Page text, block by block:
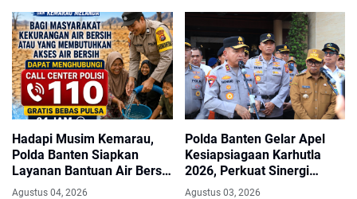
Apresiasi Seriyus Dari
Masyarakat Kinerjanya
Sangat Luar Biasa
Hadapi Musim Kemarau,
Polda Banten Siapkan
Layanan Bantuan Air Bersih
Melalui Call Center 110
Agustus 04, 2026
Polda Banten Gelar Apel
Kesiapsiagaan Karhutla
2026, Perkuat Sinergi
Antisipasi Bencana
Agustus 03, 2026